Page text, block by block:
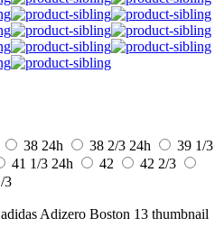
38 24h 38 2/3 24h
39 1/3
41 1/3 24h 42
42 2/3
3